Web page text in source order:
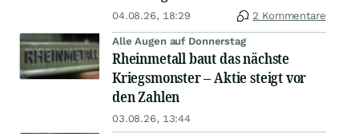
04.08.26, 18:29 2 Kommentare
Alle Augen auf Donnerstag
Rheinmetall baut das nächste
Kriegsmonster – Aktie steigt vor
den Zahlen
03.08.26, 13:44